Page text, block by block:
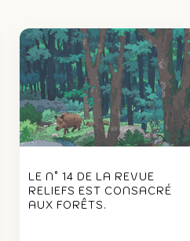
LE N° 14 DE LA REVUE
RELIEFS EST CONSACRÉ
AUX FORÊTS.